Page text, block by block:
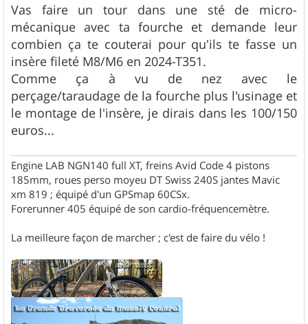
s
s
a
g
e
Vas faire un tour dans une sté de micro-
mécanique avec ta fourche et demande leur
combien ça te couterai pour qu'ils te fasse un
insère fileté M8/M6 en 2024-T351.
Comme ça à vu de nez avec le
perçage/taraudage de la fourche plus l'usinage et
le montage de l'insère, je dirais dans les 100/150
euros...
Engine LAB NGN140 full XT, freins Avid Code 4 pistons
185mm, roues perso moyeu DT Swiss 240S jantes Mavic
xm 819 ; équipé d'un GPSmap 60CSx.
Forerunner 405 équipé de son cardio-fréquencemètre.
La meilleure façon de marcher ; c'est de faire du vélo !